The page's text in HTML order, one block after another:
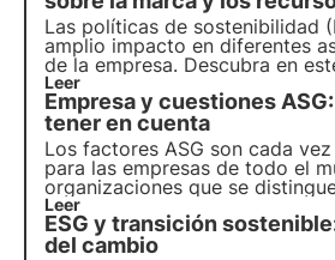
Las políticas de sostenibilidad
amplio impacto en diferentes
de la empresa. Descubra en
son los beneficios específicos
es el papel de los recursos
Leer
Empresa y cuestiones
tener en cuenta
Los factores ASG son cada
para las empresas de todo el
organizaciones que se
en estas cuestiones muestran
con el crecimiento al integrar
en su estrategia corporativa.
Leer
ESG y transición
del cambio